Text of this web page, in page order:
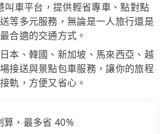
車平台，提供輕省專車、點對點
等多元服務，無論是一人旅行還是
合適的交通方式。
本、韓國、新加坡、馬來西亞、越
接送與景點包車服務，讓你的旅程
軌，方便又省心。
算，最多省 40%